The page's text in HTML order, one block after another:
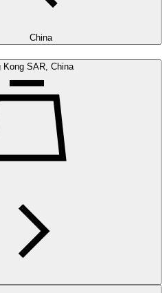
China
Kong SAR, China